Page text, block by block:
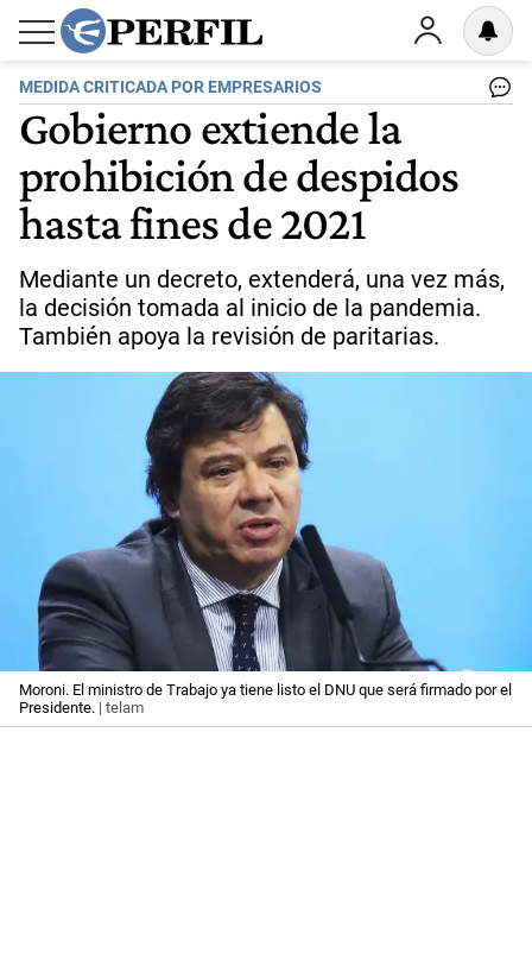
MEDIDA CRITICADA POR EMPRESARIOS
Gobierno extiende la
prohibición de despidos
hasta fines de 2021
Mediante un decreto, extenderá, una vez más,
la decisión tomada al inicio de la pandemia.
También apoya la revisión de paritarias.
Moroni. El ministro de Trabajo ya tiene listo el DNU que será firmado por el
Presidente. | telam